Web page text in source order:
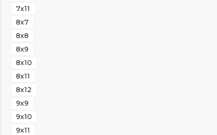
7х11
8х7
8х8
8х9
8х10
8х11
8х12
9х9
9х10
9х11